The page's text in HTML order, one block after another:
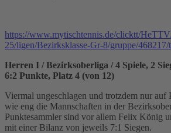
https://www.mytischtennis.de/clicktt/
25/ligen/Bezirksklasse-Gr-8/gruppe/468217/
Herren I / Bezirksoberliga / 4 Spiele, 2
6:2 Punkte, Platz 4 (von 12)
Viermal ungeschlagen und trotzdem nur auf
wie eng die Mannschaften in der
Punktesammler sind vor allem Felix König
mit einer Bilanz von jeweils 7:1 Siegen.